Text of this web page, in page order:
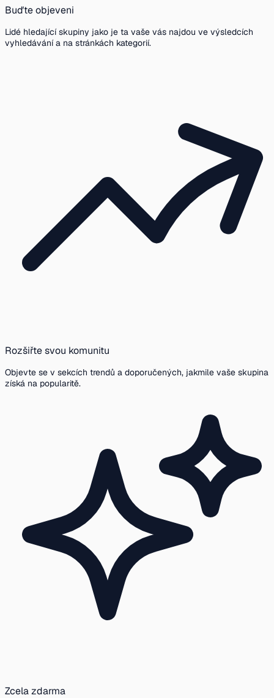
Buďte objeveni
Lidé hledající skupiny jako je ta vaše vás najdou ve výsledcích
vyhledávání a na stránkách kategorií.
Rozšiřte svou komunitu
Objevte se v sekcích trendů a doporučených, jakmile vaše skupina
získá na popularitě.
Zcela zdarma